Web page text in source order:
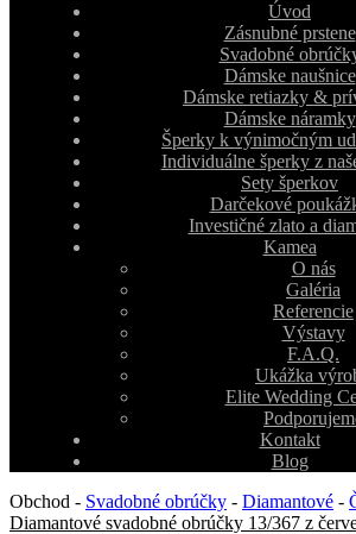
Úvod
Zásnubné prstene
Svadobné
Dámske naušnice
Dámske retiazky &
Dámske náramky
Šperky k výnimočným
Individuálne šperky z
Sety šperkov
Darčekové
Investičné zlato a
Kamea
O nás
Galéria
Referencie
Výstavy
F.A.Q.
Ukážka
Elite Wedding
Kontakt
Blog
Obchod - Svadobné obrúčky - Diamantové -
Diamantové svadobné obrúčky 13/367 z